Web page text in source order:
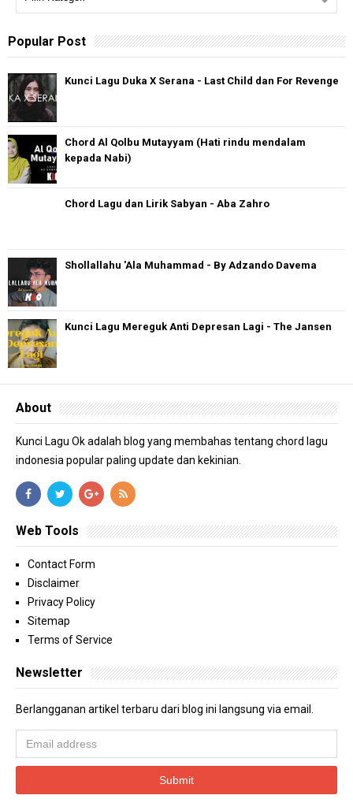
Popular Post
Kunci Lagu Duka X Serana - Last Child dan For Revenge
Chord Al Qolbu Mutayyam (Hati rindu mendalam
kepada Nabi)
Chord Lagu dan Lirik Sabyan - Aba Zahro
Shollallahu 'Ala Muhammad - By Adzando Davema
Kunci Lagu Mereguk Anti Depresan Lagi - The Jansen
About
Kunci Lagu Ok adalah blog yang membahas tentang chord lagu
indonesia popular paling update dan kekinian.
Web Tools
Contact Form
Disclaimer
Privacy Policy
Sitemap
Terms of Service
Newsletter
Berlangganan artikel terbaru dari blog ini langsung via email.